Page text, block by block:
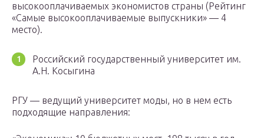
высокооплачиваемых экономистов страны (Рейтинг
«Самые высокооплачиваемые выпускники» — 4
место).
Российский государственный университет им.
А.Н. Косыгина
РГУ — ведущий университет моды, но в нем есть
подходящие направления: